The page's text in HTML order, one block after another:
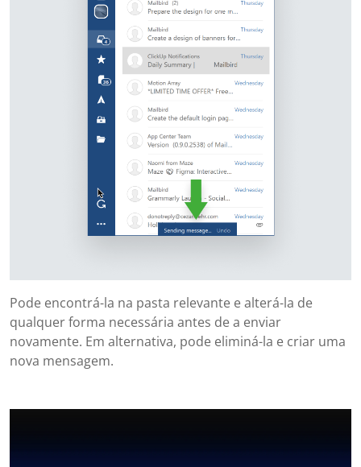
Pode encontrá-la na pasta relevante e alterá-la de
qualquer forma necessária antes de a enviar
novamente. Em alternativa, pode eliminá-la e criar uma
nova mensagem.